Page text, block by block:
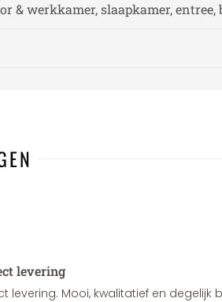
& werkkamer, slaapkamer, entree,
levering
levering. Mooi, kwalitatief en